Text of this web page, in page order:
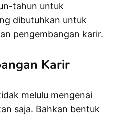
tahun untuk
dibutuhkan untuk
pengembangan karir.
Karir
melulu mengenai
saja. Bahkan bentuk